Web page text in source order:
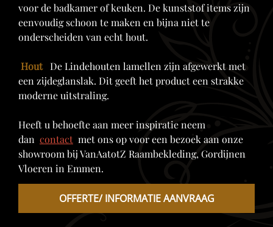
voor de badkamer of keuken. De kunststof items zijn
eenvoudig schoon te maken en bijna niet te
onderscheiden van echt hout.
Hout De Lindehouten lamellen zijn afgewerkt met
een zijdeglanslak. Dit geeft het product een strakke
moderne uitstraling.
Heeft u behoefte aan meer inspiratie neem
dan contact met ons op voor een bezoek aan onze
showroom bij VanAatotZ Raambekleding, Gordijnen
Vloeren in Emmen.
OFFERTE/ INFORMATIE AANVRAAG